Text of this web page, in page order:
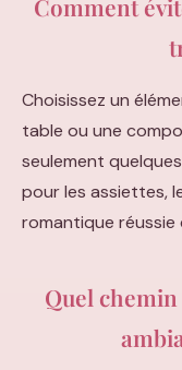
Comment
Choisissez un
table ou une
seulement
pour les assiettes,
romantique
Quel